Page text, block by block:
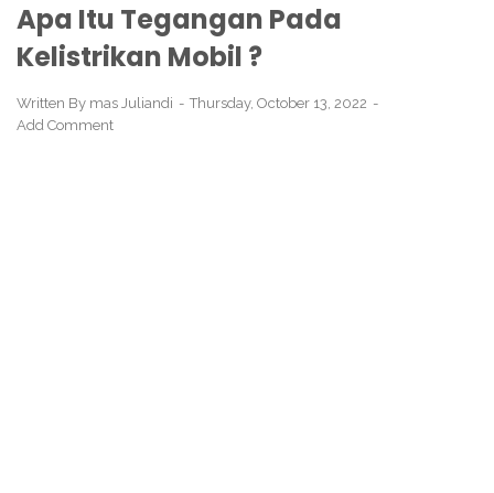
Apa Itu Tegangan Pada
Kelistrikan Mobil ?
Written By mas Juliandi
Thursday, October 13, 2022
Add Comment